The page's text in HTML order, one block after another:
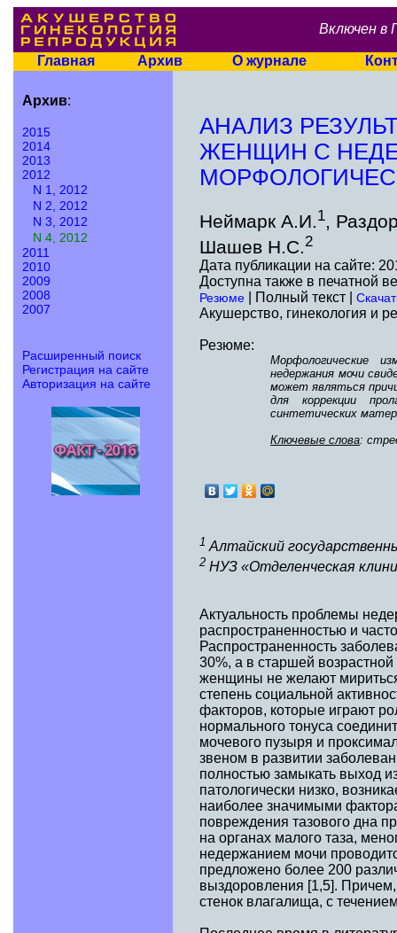
Включен в
Главная Архив О журнале
Архив:
2015
2014
2013
2012
N 1, 2012
N 2, 2012
N 3, 2012
N 4, 2012
2011
2010
2009
2008
2007
Расширенный поиск
Регистрация на сайте
Авторизация на сайте
АНАЛИЗ
ЖЕНЩИН С
Неймарк А.И.1,
Шашев Н.С.2
Дата публикации на сайте:
Доступна также в печатной
Резюме | Полный текст |
Акушерство, гинекология и
Резюме:
Морфологические
недержания мочи
может являться
для коррекции
синтетических
Ключевые слова:
1 Алтайский
2 НУЗ «Отделенческая
Актуальность проблемы
распространенностью и
Распространенность
30%, а в старшей
женщины не желают
степень социальной
факторов, которые играют
нормального тонуса
мочевого пузыря и
звеном в развитии
полностью замыкать выход
патологически низко,
наиболее значимыми
повреждения тазового дна
на органах малого таза,
недержанием мочи
предложено более 200
выздоровления [1,5].
стенок влагалища, с